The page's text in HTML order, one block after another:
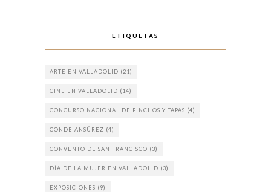
ETIQUETAS
ARTE EN VALLADOLID (21)
CINE EN VALLADOLID (14)
CONCURSO NACIONAL DE PINCHOS Y TAPAS (4)
CONDE ANSÚREZ (4)
CONVENTO DE SAN FRANCISCO (3)
DÍA DE LA MUJER EN VALLADOLID (3)
EXPOSICIONES (9)